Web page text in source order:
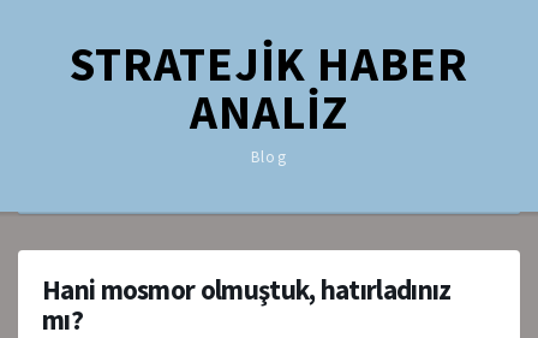
STRATEJİK HABER
ANALİZ
Blog
Hani mosmor olmuştuk, hatırladınız
mı?